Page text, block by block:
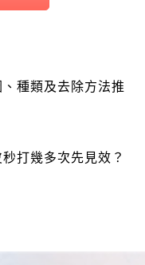
種類及去除方法推
打幾多次先見效？